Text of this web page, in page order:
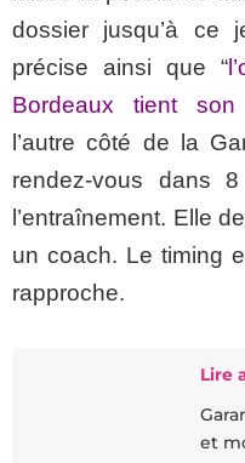
dossier jusqu’à ce
précise ainsi que “
Bordeaux tient son
l’autre côté de la
rendez-vous dans
l’entraînement. Elle
un coach. Le timing
rapproche.
Lire
et